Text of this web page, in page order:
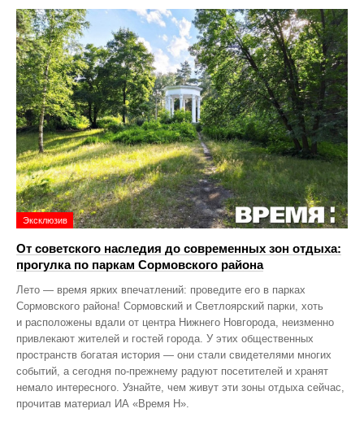
Эксклюзив
От советского наследия до современных зон отдыха:
прогулка по паркам Сормовского района
Лето — время ярких впечатлений: проведите его в парках
Сормовского района! Сормовский и Светлоярский парки, хоть
и расположены вдали от центра Нижнего Новгорода, неизменно
привлекают жителей и гостей города. У этих общественных
пространств богатая история — они стали свидетелями многих
событий, а сегодня по‑прежнему радуют посетителей и хранят
немало интересного. Узнайте, чем живут эти зоны отдыха сейчас,
прочитав материал ИА «Время Н».